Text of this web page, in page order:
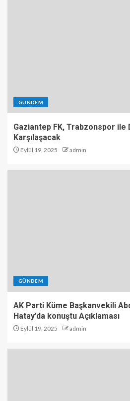
GÜNDEM
Gaziantep FK, Trabzonspor ile
Karşılaşacak
Eylül 19, 2025 admin
GÜNDEM
AK Parti Küme Başkanvekili
Hatay’da konuştu Açıklaması
Eylül 19, 2025 admin